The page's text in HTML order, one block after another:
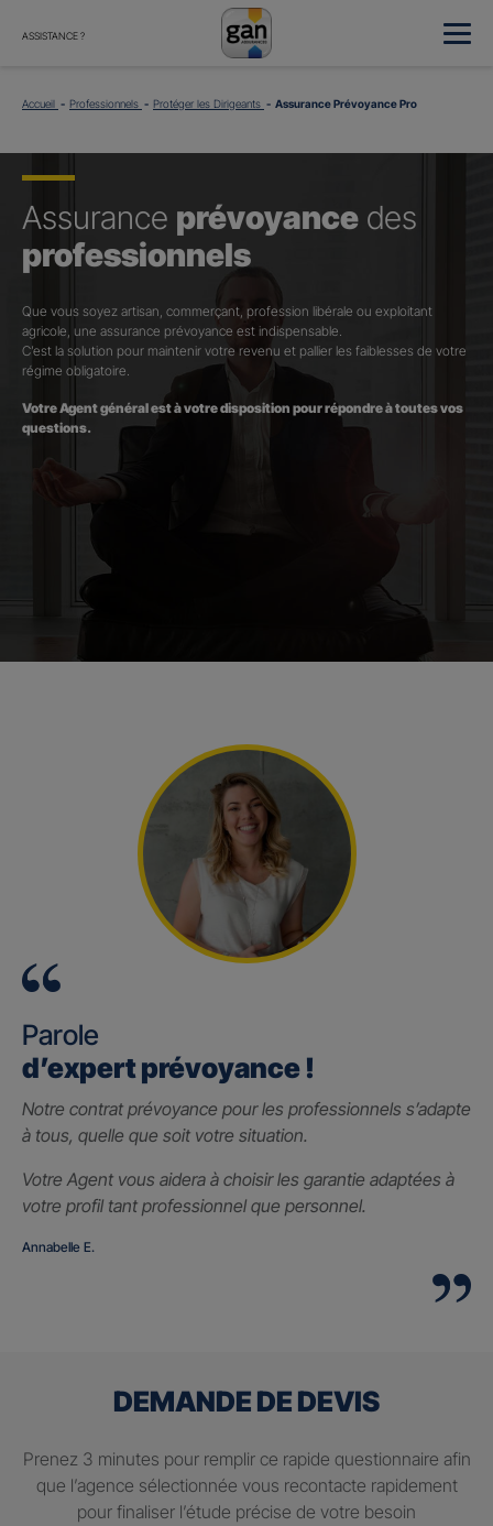
ASSISTANCE ?
Accueil Professionnels Protéger les Dirigeants Assurance Prévoyance Pro
Assurance prévoyance des
professionnels
Que vous soyez artisan, commerçant, profession libérale ou exploitant
agricole, une assurance prévoyance est indispensable.
C’est la solution pour maintenir votre revenu et pallier les faiblesses de votre
régime obligatoire.
Votre Agent général est à votre disposition pour répondre à toutes vos
questions.
Parole
d’expert prévoyance !
Notre contrat prévoyance pour les professionnels s’adapte
à tous, quelle que soit votre situation.
Votre Agent vous aidera à choisir les garantie adaptées à
votre profil tant professionnel que personnel.
Annabelle E.
DEMANDE DE DEVIS
Prenez 3 minutes pour remplir ce rapide questionnaire afin
que l’agence sélectionnée vous recontacte rapidement
pour finaliser l’étude précise de votre besoin